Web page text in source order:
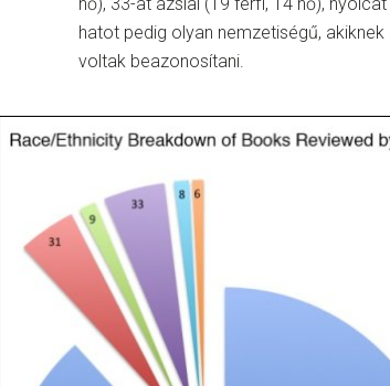
hatot pedig olyan nemzetiségű,
voltak beazonosítani.